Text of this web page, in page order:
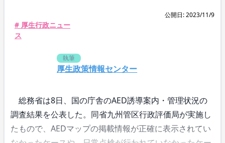
公開日: 2023/11/9
# 厚生行政ニュー
ス
執筆
厚生政策情報センター
総務省は8日、国の庁舎のAED誘導案内・管理状況の
調査結果を公表した。同省九州管区行政評価局が実施し
たもので、AEDマップの掲載情報が正確に表示されてい